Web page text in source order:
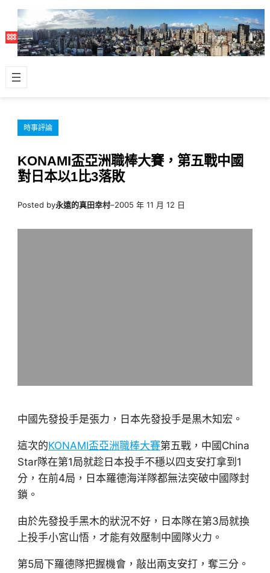
主
容
時事評論
KONAMI盃亞洲職棒大賽，第五戰中國
對日本以1比3落敗
Posted by永遠的真田幸村–2005 年 11 月 12 日
中國先發投手是張力，日本先發投手是黒木知宏。
這次的KONAMI盃亞洲職棒大賽第五戰，中國China
Star隊在第1局就趁日本投手不穩以四支安打拿到1
分，在前4局，日本羅德海洋隊都無法突破中國隊封
鎖。
由於先發投手黑木的狀況不好，日本隊在第3局就換
上投手小宮山悟，才能有效壓制中國隊火力。
第5局下羅德隊把握機會，敲出兩支安打，奪三分。